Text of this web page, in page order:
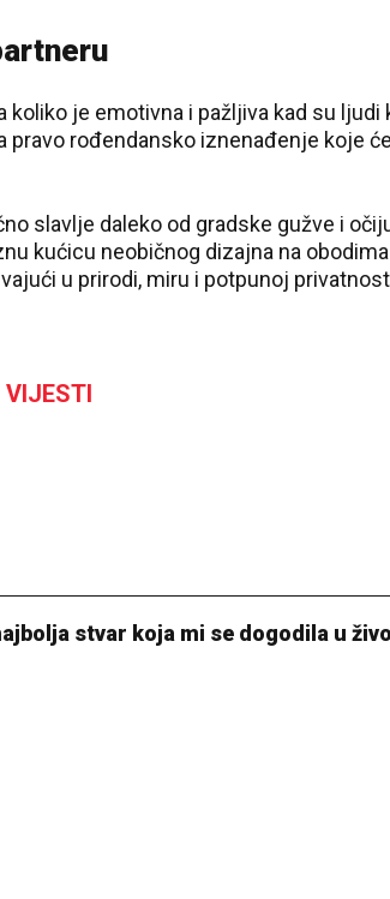
je emotivna i pažljiva kad su ljudi
rođendansko iznenađenje koje
slavlje daleko od gradske gužve i
kućicu neobičnog dizajna na obodima
u prirodi, miru i potpunoj
stvar koja mi se dogodila u